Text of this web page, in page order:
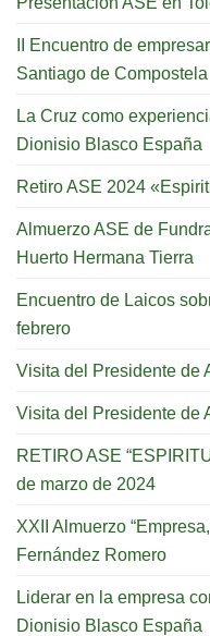
II Encuentro de
Santiago de Compostela
La Cruz como
Dionisio Blasco España
Retiro ASE 2024
Almuerzo ASE de
Huerto Hermana Tierra
Encuentro de Laicos
febrero
Visita del Presidente de
Visita del Presidente de
RETIRO ASE
de marzo de 2024
XXII Almuerzo
Fernández Romero
Liderar en la empresa
Dionisio Blasco España